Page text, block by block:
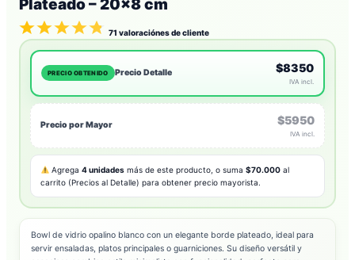
Plateado – 20×8 cm
71 valoraciónes de cliente
PRECIO OBTENIDO Precio Detalle $8350
IVA incl.
Precio por Mayor $5950
IVA incl.
Agrega4 unidades más de este producto, o suma$70.000 al
carrito (Precios al Detalle) para obtener precio mayorista.
Bowl de vidrio opalino blanco con un elegante borde plateado, ideal para
servir ensaladas, platos principales o guarniciones. Su diseño versátil y